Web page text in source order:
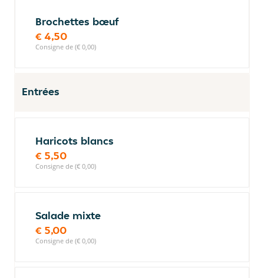
Brochettes bœuf
€ 4,50
Consigne de (€ 0,00)
Entrées
Haricots blancs
€ 5,50
Consigne de (€ 0,00)
Salade mixte
€ 5,00
Consigne de (€ 0,00)